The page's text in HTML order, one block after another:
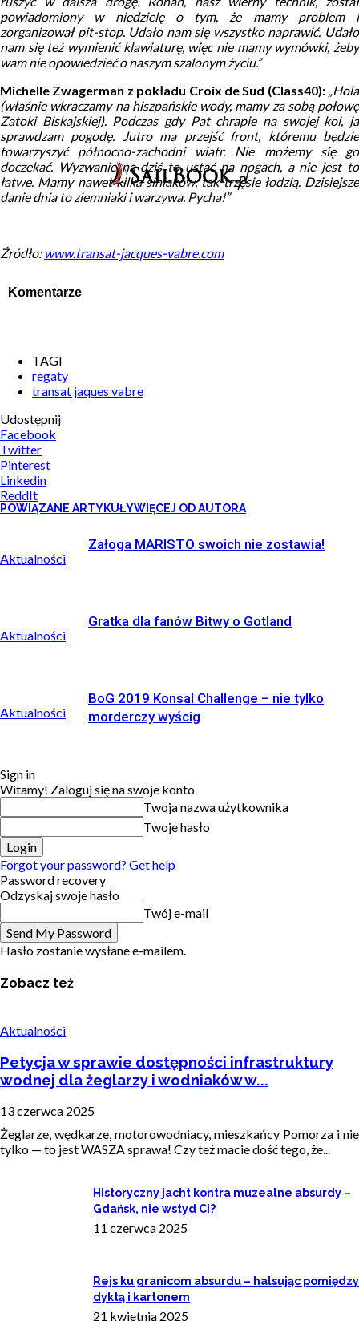
powiadomiony w niedzielę o tym, że mamy problem i
zorganizował pit-stop. Udało nam się wszystko naprawić. Udało
nam się też wymienić klawiaturę, więc nie mamy wymówki, żeby
wam nie opowiedzieć o naszym szalonym życiu.”
Michelle Zwagerman z pokładu Croix de Sud (Class40): „Hola
(właśnie wkraczamy na hiszpańskie wody, mamy za sobą połowę
Zatoki Biskajskiej). Podczas gdy Pat chrapie na swojej koi, ja
sprawdzam pogodę. Jutro ma przejść front, któremu będzie
towarzyszyć północno-zachodni wiatr. Nie możemy się go
doczekać. Wyzwanie na dziś to ustać na nogach, a nie jest to
łatwe. Mamy nawet kilka siniaków, tak trzęsie łodzią. Dzisiejsze
danie dnia to ziemniaki i warzywa. Pycha!”
Źródło: www.transat-jacques-vabre.com
Komentarze
TAGI
regaty
transat jaques vabre
Udostępnij
Facebook
Twitter
Pinterest
Linkedin
ReddIt
POWIĄZANE ARTYKUŁYWIĘCEJ OD AUTORA
Aktualności
Załoga MARISTO swoich nie zostawia!
Aktualności
Gratka dla fanów Bitwy o Gotland
Aktualności
BoG 2019 Konsal Challenge – nie tylko
morderczy wyścig
Sign in
Witamy! Zaloguj się na swoje konto
Twoja nazwa użytkownika
Twoje hasło
Forgot your password? Get help
Password recovery
Odzyskaj swoje hasło
Twój e-mail
Hasło zostanie wysłane e-mailem.
Zobacz też
Aktualności
Petycja w sprawie dostępności infrastruktury
wodnej dla żeglarzy i wodniaków w...
13 czerwca 2025
Żeglarze, wędkarze, motorowodniacy, mieszkańcy Pomorza i nie
tylko — to jest WASZA sprawa! Czy też macie dość tego, że...
Historyczny jacht kontra muzealne absurdy –
Gdańsk, nie wstyd Ci?
11 czerwca 2025
Rejs ku granicom absurdu – halsując pomiędzy
dyktą i kartonem
21 kwietnia 2025